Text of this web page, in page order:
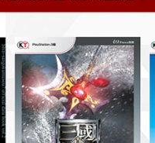
採用トップ